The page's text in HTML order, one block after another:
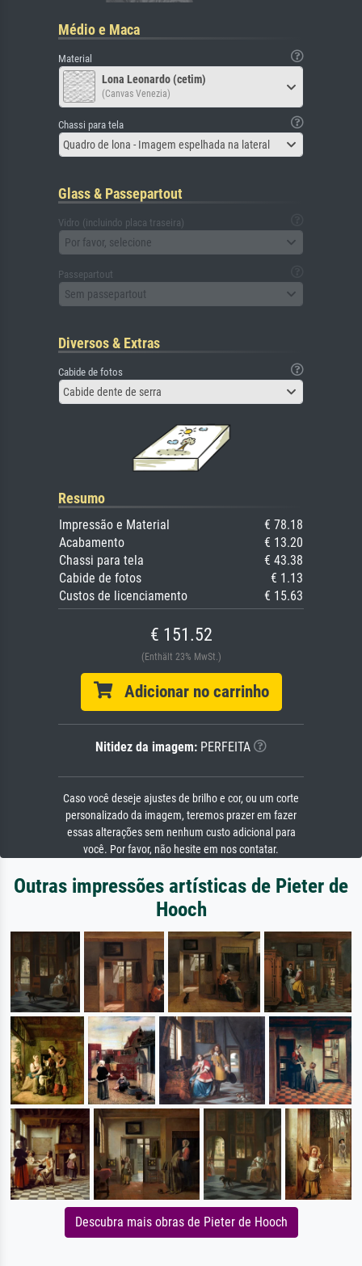
Médio e Maca
Material
Lona Leonardo (cetim)
(Canvas Venezia)
Chassi para tela
Quadro de lona - Imagem espelhada na lateral
Glass & Passepartout
Vidro (incluindo placa traseira)
Por favor, selecione
Passepartout
Sem passepartout
Diversos & Extras
Cabide de fotos
Cabide dente de serra
Resumo
Impressão e Material
€ 78.18
Acabamento
€ 13.20
Chassi para tela
€ 43.38
Cabide de fotos
€ 1.13
Custos de licenciamento
€ 15.63
€ 151.52
(Enthält 23% MwSt.)
Adicionar no carrinho
Nitidez da imagem: PERFEITA
Caso você deseje ajustes de brilho e cor, ou um corte
personalizado da imagem, teremos prazer em fazer
essas alterações sem nenhum custo adicional para
você. Por favor, não hesite em nos contatar.
Outras impressões artísticas de Pieter de
Hooch
Descubra mais obras de Pieter de Hooch